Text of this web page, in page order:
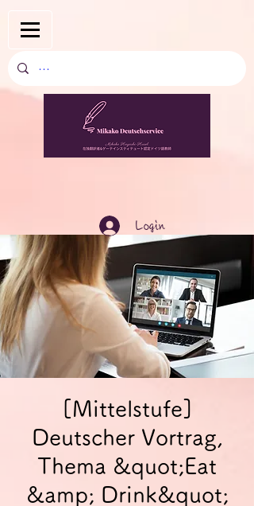
Login
[Mittelstufe]
Deutscher Vortrag,
Thema &quot;Eat
&amp; Drink&quot;